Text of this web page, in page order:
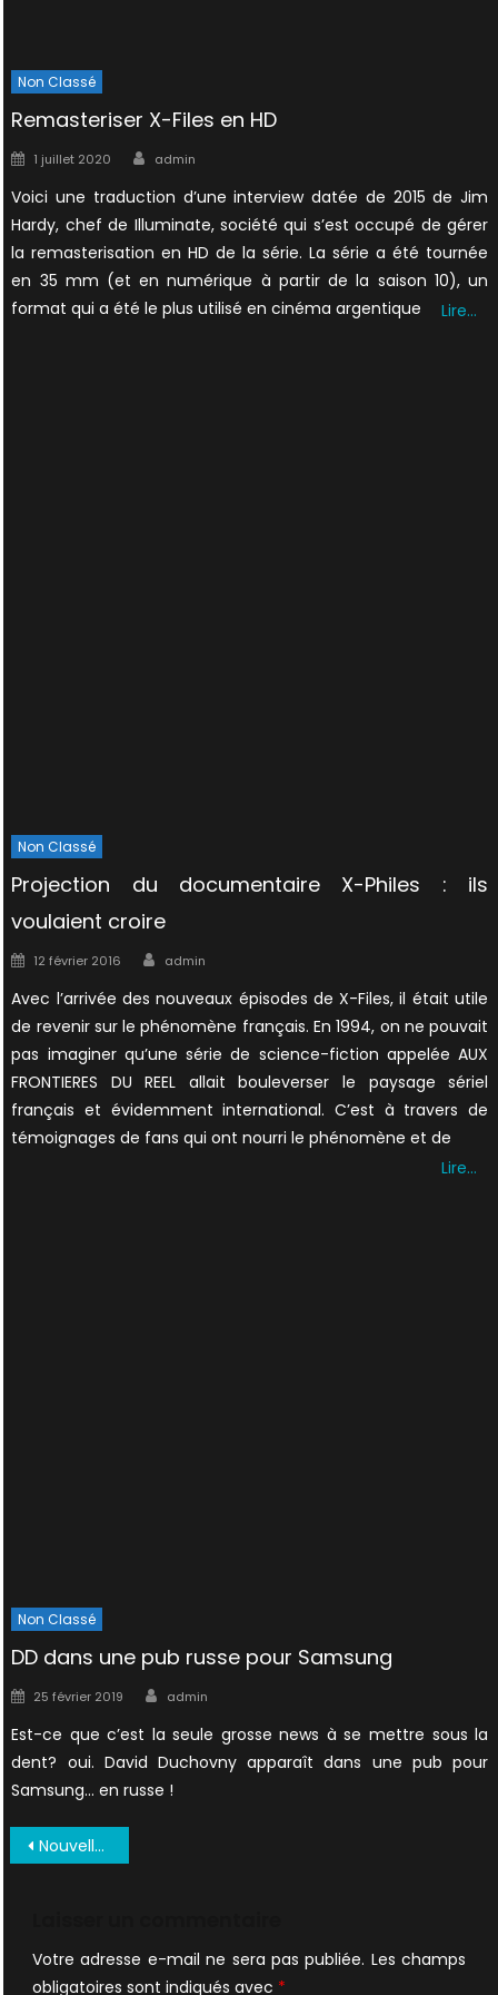
Non Classé
Remasteriser X-Files en HD
Posted
1 juillet 2020 Author
admin
Voici une traduction d’une interview datée de 2015 de Jim
Hardy, chef de Illuminate, société qui s’est occupé de gérer
la remasterisation en HD de la série. La série a été tournée
en 35 mm (et en numérique à partir de la saison 10), un
format qui a été le plus utilisé en cinéma argentique
Lire…
Non Classé
Projection du documentaire X-Philes : ils
voulaient croire
Posted
12 février 2016 Author
admin
Avec l’arrivée des nouveaux épisodes de X-Files, il était utile
de revenir sur le phénomène français. En 1994, on ne pouvait
pas imaginer qu’une série de science-fiction appelée AUX
FRONTIERES DU REEL allait bouleverser le paysage sériel
français et évidemment international. C’est à travers de
témoignages de fans qui ont nourri le phénomène et de
Lire…
Non Classé
DD dans une pub russe pour Samsung
Posted
25 février 2019 Author
admin
Est-ce que c’est la seule grosse news à se mettre sous la
dent? oui. David Duchovny apparaît dans une pub pour
Samsung… en russe !
Navigation
Nouvelles affiches promo personnages
Votre adresse e-mail ne sera pas publiée. Les champs
obligatoires sont indiqués avec *